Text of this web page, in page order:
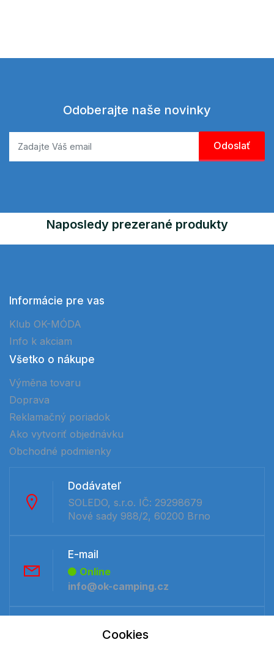
Odoberajte naše novinky
Naposledy prezerané produkty
Informácie pre vas
Klub OK-MÓDA
Info k akciam
Všetko o nákupe
Výměna tovaru
Doprava
Reklamačný poriadok
Ako vytvoriť objednávku
Obchodné podmienky
Dodávateľ
SOLEDO, s.r.o. IČ: 29298679
Nové sady 988/2, 60200 Brno
E-mail
Online
info@ok-camping.cz
OfflineCookies